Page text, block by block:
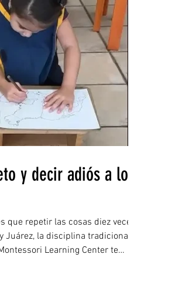
y decir adiós a los
repetir las cosas diez veces
Juárez, la disciplina tradicional
Learning Center te